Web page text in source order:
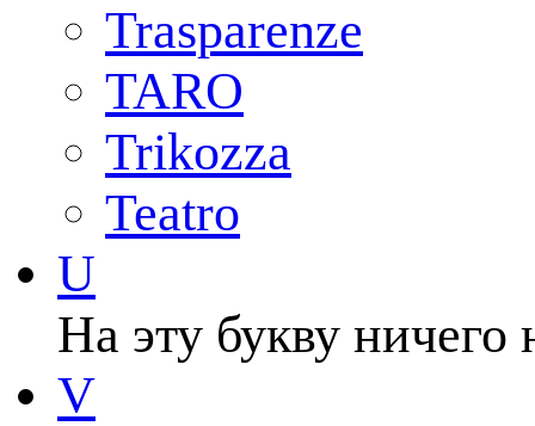
Trasparenze
TARO
Trikozza
Teatro
U
На эту букву ничего
V